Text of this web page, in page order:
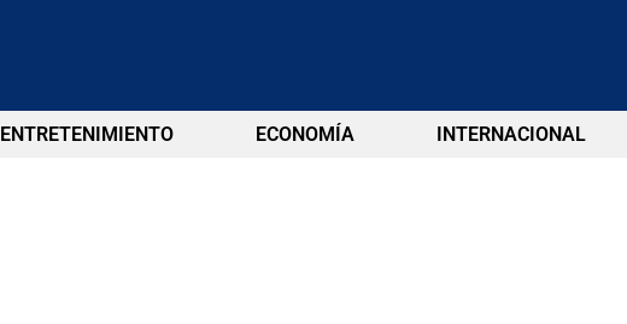
ENTRETENIMIENTO ECONOMÍA INTERNACIONAL